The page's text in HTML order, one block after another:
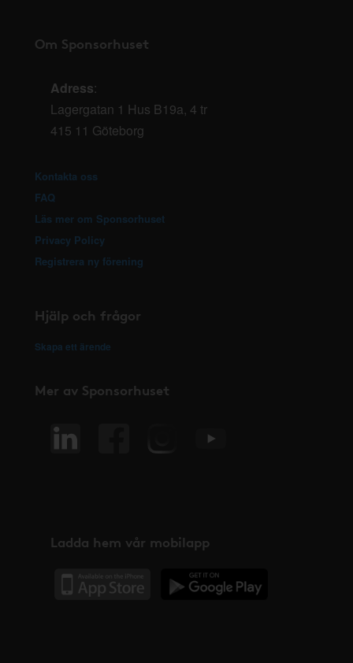
Om Sponsorhuset
Adress:
Lagergatan 1 Hus B19a, 4 tr
415 11 Göteborg
Kontakta oss
FAQ
Läs mer om Sponsorhuset
Privacy Policy
Registrera ny förening
Hjälp och frågor
Skapa ett ärende
Mer av Sponsorhuset
Ladda hem vår mobilapp